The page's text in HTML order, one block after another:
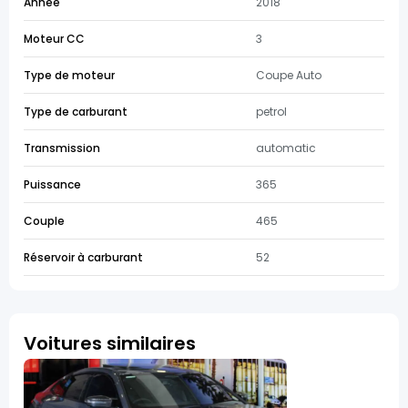
Moteur CC 3
Type de moteur Coupe Auto
Type de carburant petrol
Transmission automatic
Puissance 365
Couple 465
Réservoir à carburant 52
Voitures similaires